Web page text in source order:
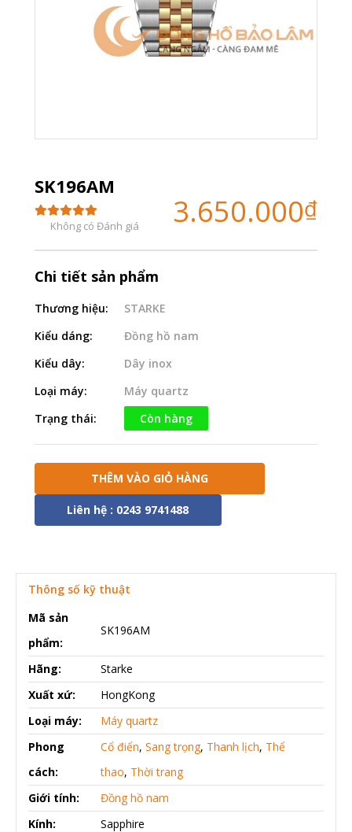
SK196AM
Không có Đánh giá 3.650.000₫
Chi tiết sản phẩm
Thương hiệu:
STARKE
Kiểu dáng:
Đồng hồ nam
Kiểu dây:
Dây inox
Loại máy:
Máy quartz
Trạng thái:
Còn hàng
THÊM VÀO GIỎ HÀNG
Liên hệ : 0243 9741488
Thông số kỹ thuật
Mã sản
phẩm:
SK196AM
Hãng:
Starke
Xuất xứ:
HongKong
Loại máy:
Máy quartz
Phong
cách:
Cổ điển, Sang trọng, Thanh lịch, Thể
thao, Thời trang
Giới tính:
Đồng hồ nam
Kính:
Sapphire